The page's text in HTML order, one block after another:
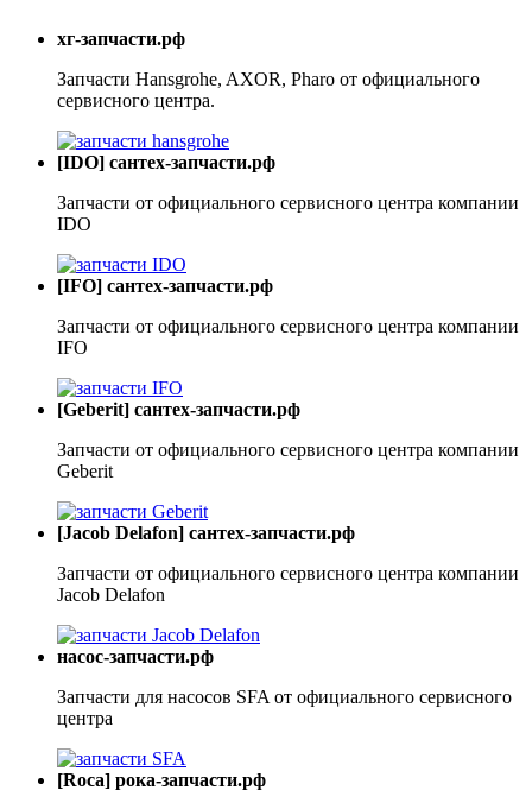
хг-запчасти.рф
Запчасти Hansgrohe, AXOR, Pharo от официального
сервисного центра.
[IDO] сантех-запчасти.рф
Запчасти от официального сервисного центра компании
IDO
[IFO] сантех-запчасти.рф
Запчасти от официального сервисного центра компании
IFO
[Geberit] сантех-запчасти.рф
Запчасти от официального сервисного центра компании
Geberit
[Jacob Delafon] сантех-запчасти.рф
Запчасти от официального сервисного центра компании
Jacob Delafon
насос-запчасти.рф
Запчасти для насосов SFA от официального сервисного
центра
[Roca] рока-запчасти.рф